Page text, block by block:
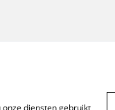
diensten gebruikt,